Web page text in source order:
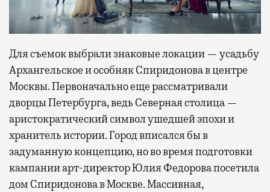
Для съемок выбрали знаковые локации — усадьбу
Архангельское и особняк Спиридонова в центре
Москвы. Первоначально еще рассматривали
дворцы Петербурга, ведь Северная столица —
аристократический символ ушедшей эпохи и
хранитель истории. Город вписался бы в
задуманную концепцию, но во время подготовки
кампании арт-директор Юлия Федорова посетила
дом Спиридонова в Москве. Массивная,